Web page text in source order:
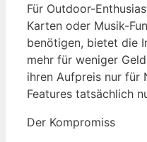
Für Outdoor-
Karten oder Musik-
benötigen, bietet die
mehr für weniger
ihren Aufpreis nur für
Features tatsächlich
Der Kompromiss